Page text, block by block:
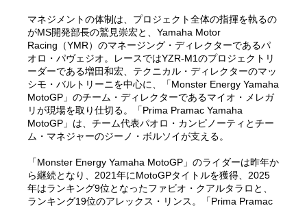
マネジメントの体制は、プロジェクト全体の指揮を執るの
がMS開発部長の鷲見崇宏と、Yamaha Motor
Racing（YMR）のマネージング・ディレクターであるパ
オロ・パヴェジオ。レースではYZR-M1のプロジェクトリ
ーダーである増田和宏、テクニカル・ディレクターのマッ
シモ・バルトリーニを中心に、「Monster Energy Yamaha
MotoGP」のチーム・ディレクターであるマイオ・メレガ
リが現場を取り仕切る。「Prima Pramac Yamaha
MotoGP」は、チーム代表パオロ・カンピノーティとチー
ム・マネジャーのジーノ・ボルソイが支える。
「Monster Energy Yamaha MotoGP」のライダーは昨年か
ら継続となり、2021年にMotoGPタイトルを獲得、2025
年はランキング9位となったファビオ・クアルタラロと、
ランキング19位のアレックス・リンス。「Prima Pramac